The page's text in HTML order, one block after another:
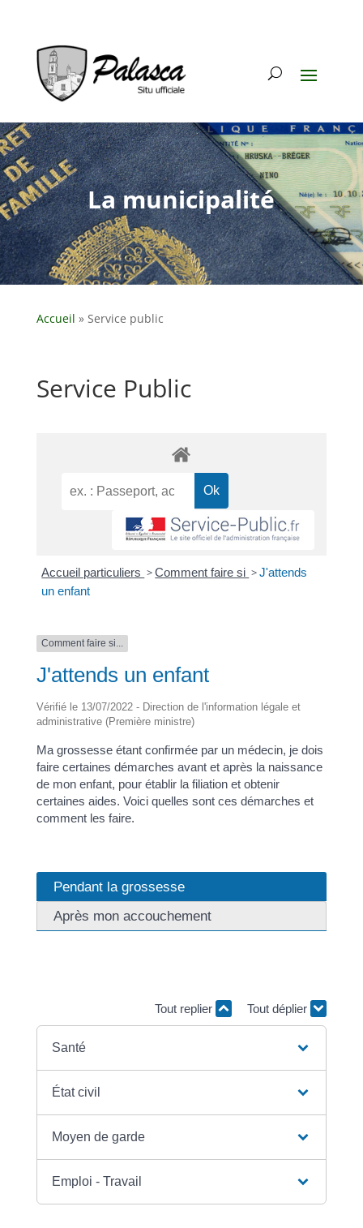
La municipalité
Accueil » Service public
Service Public
Accueil particuliers >Comment faire si >J'attends
un enfant
Comment faire si...
J'attends un enfant
Vérifié le 13/07/2022 - Direction de l'information légale et
administrative (Première ministre)
Ma grossesse étant confirmée par un médecin, je dois
faire certaines démarches avant et après la naissance
de mon enfant, pour établir la filiation et obtenir
certaines aides. Voici quelles sont ces démarches et
comment les faire.
Pendant la grossesse
Après mon accouchement
Tout replier
Tout déplier
Santé
État civil
Moyen de garde
Emploi - Travail